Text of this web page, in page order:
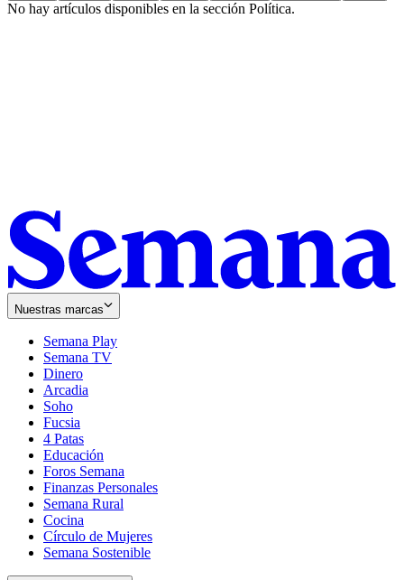
No hay artículos disponibles en la sección Política.
Nuestras marcas
Semana Play
Semana TV
Dinero
Arcadia
Soho
in
new
window
Fucsia
in
new
window
4 Patas
Educación
Foros Semana
Finanzas Personales
Semana Rural
Cocina
Círculo de Mujeres
Semana Sostenible